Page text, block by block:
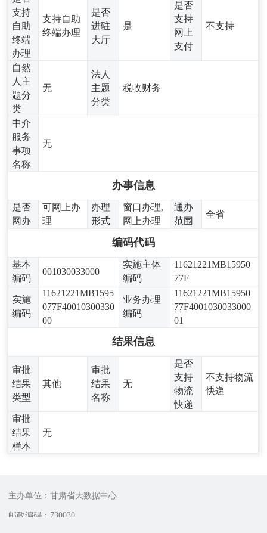
支持
自助
终端
办理
支持自助
终端办理
是否
进驻
大厅
是
是否
支持
网上
支付
不支持
自然
人主
题分
类
无
法人
主题
分类
税收财务
中介
服务
事项
名称
无
办事信息
是否
网办
可网上办
理
办理
形式
窗口办理,
网上办理
通办
范围
全省
编码代码
基本
编码
001030033000
实施主体
编码
11621221MB15950
77F
实施
编码
11621221MB1595
077F40010300330
00
业务办理
编码
11621221MB15950
77F4001030033000
01
结果信息
审批
结果
类型
其他
审批
结果
名称
无
是否
支持
物流
快递
不支持物流
快递
审批
结果
样本
无
主办单位：甘肃省大数据中心
邮政编码：730030